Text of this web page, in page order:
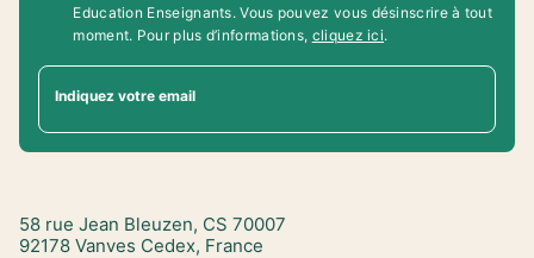
Education Enseignants. Vous pouvez vous désinscrire à tout
moment. Pour plus d’informations, cliquez ici.
Indiquez votre email
58 rue Jean Bleuzen, CS 70007
92178 Vanves Cedex, France